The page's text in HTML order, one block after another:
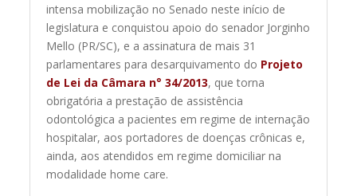
intensa mobilização no Senado neste início de
legislatura e conquistou apoio do senador Jorginho
Mello (PR/SC), e a assinatura de mais 31
parlamentares para desarquivamento do Projeto
de Lei da Câmara n° 34/2013, que torna
obrigatória a prestação de assistência
odontológica a pacientes em regime de internação
hospitalar, aos portadores de doenças crônicas e,
ainda, aos atendidos em regime domiciliar na
modalidade home care.